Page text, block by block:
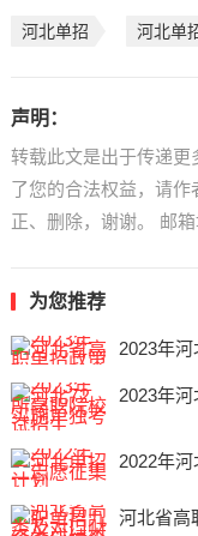
河北单招 河北单
声明：
转载此文是出于传递更
了您的合法权益，请
正、删除，谢谢。 邮箱
为您推荐
2023年
2023年
2022年
河北省高